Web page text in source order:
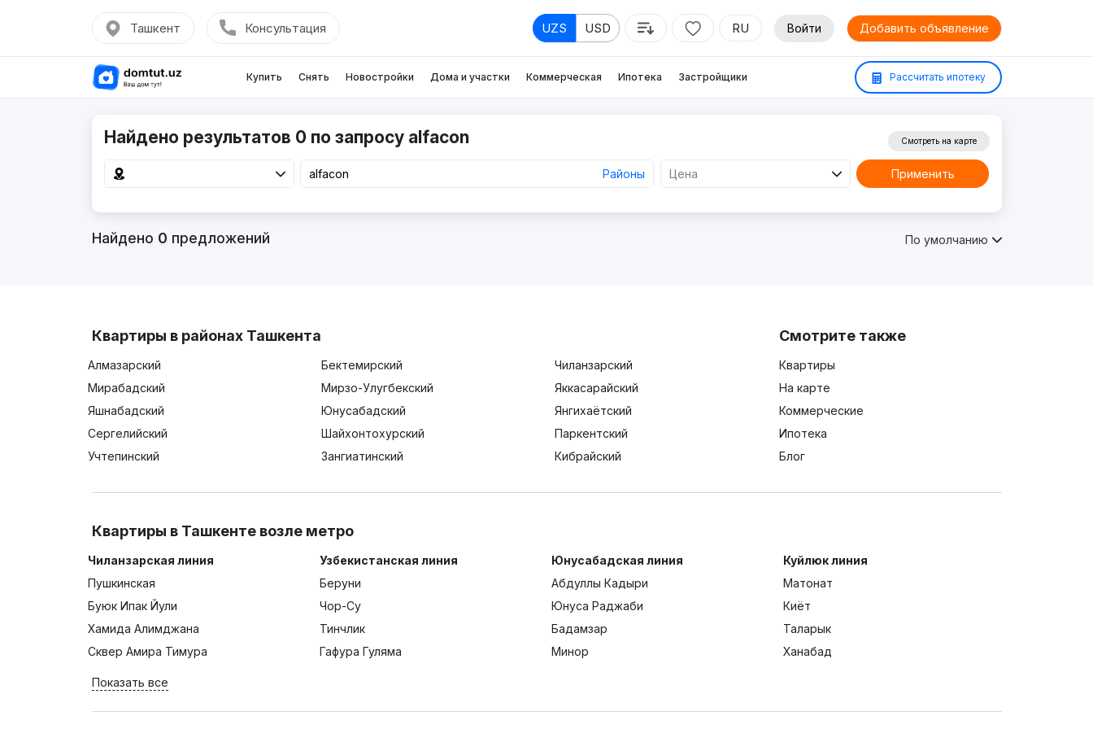
Ташкент Консультация UZS USD RU Войти Добавить объявление
Купить Снять Новостройки Дома и участки Коммерческая Ипотека Застройщики Рассчитать ипотеку
Найдено результатов 0 по запросу alfacon
Районы Цена
Смотреть на карте
Применить
Найдено 0 предложений По умолчанию
Квартиры в районах Ташкента
Алмазарский Бектемирский
Чиланзарский
Мирабадский
Мирзо-Улугбекский
Яккасарайский
Яшнабадский
Юнусабадский
Янгихаётский
Сергелийский
Шайхонтохурский
Паркентский
Учтепинский
Зангиатинский Кибрайский
Смотрите также
Квартиры
На карте
Коммерческие
Ипотека
Блог
Квартиры в Ташкенте возле метро
Чиланзарская линия
Пушкинская
Буюк Ипак Йули
Хамида Алимджана
Сквер Амира Тимура
Узбекистанская линия
Беруни
Чор-Су
Тинчлик
Гафура Гуляма
Юнусабадская линия
Абдуллы Кадыри
Юнуса Раджаби
Бадамзар
Минор
Куйлюк линия
Матонат
Киёт
Таларык
Ханабад
Показать все